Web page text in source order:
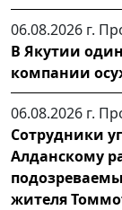
06.08.2026 г.
В Якутии
компании
06.08.2026 г.
Сотрудники
Алданскому
жителя